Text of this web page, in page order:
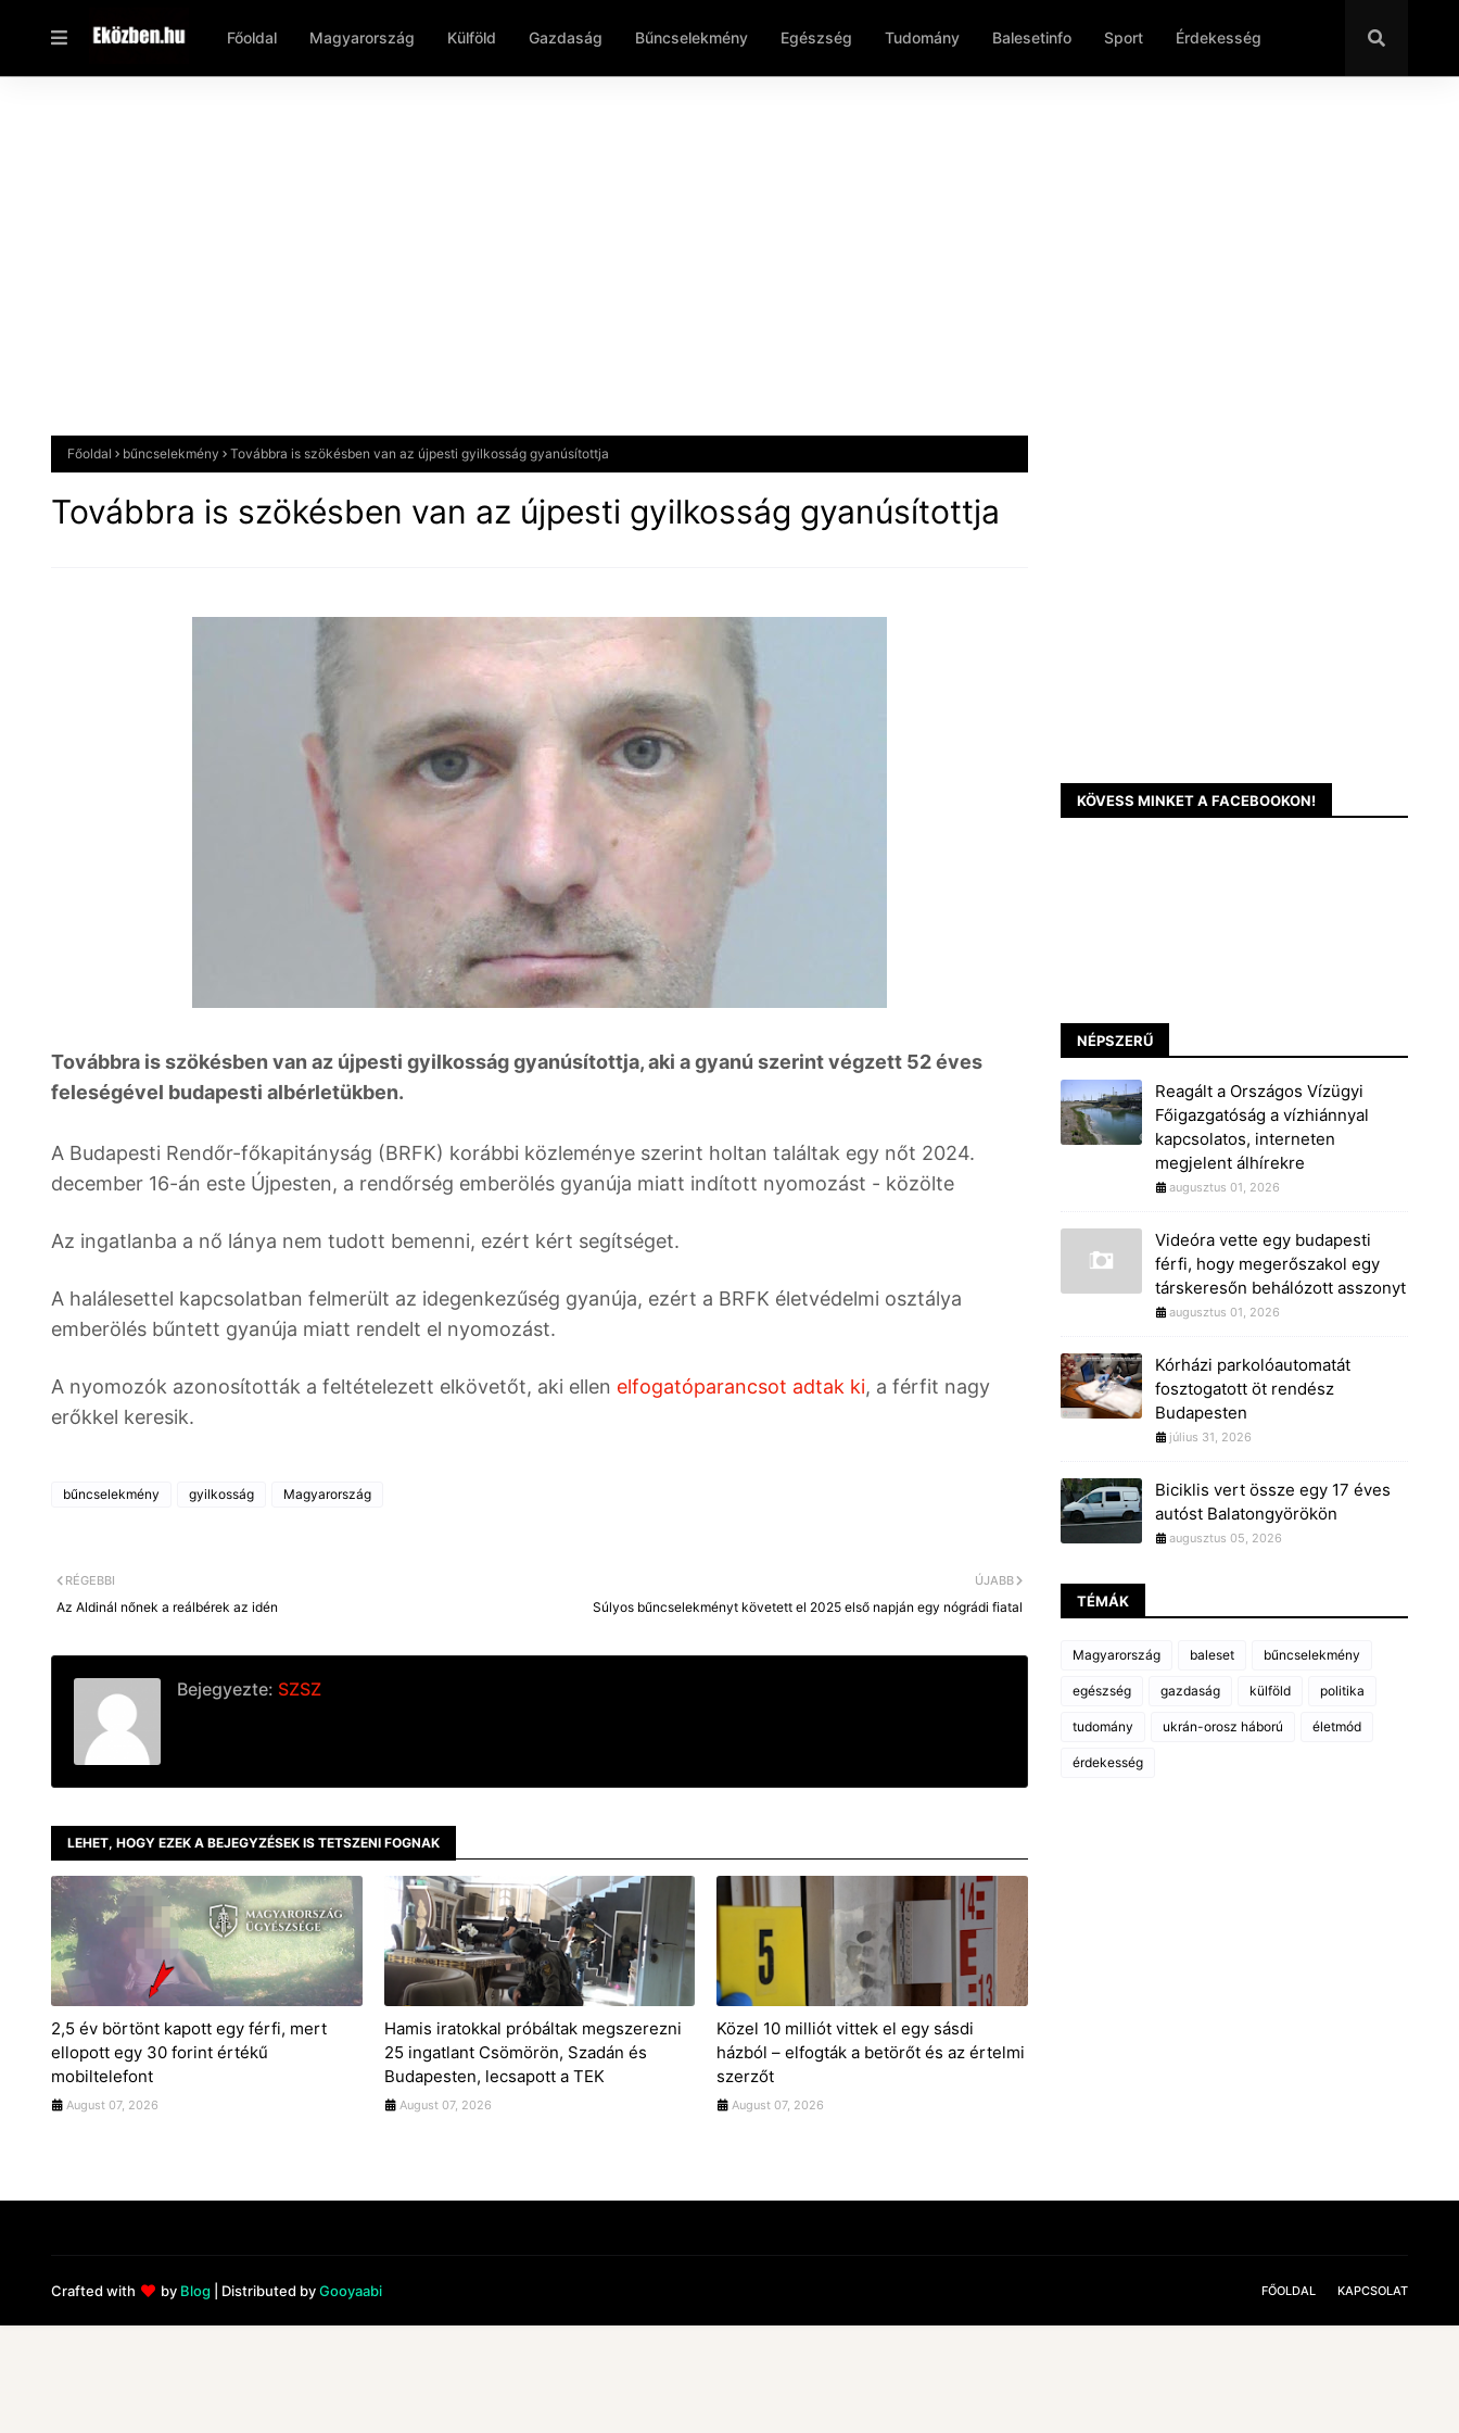
Főoldal Magyarország Külföld Gazdaság Bűncselekmény Egészség Tudomány Balesetinfo Sport Érdekesség
Főoldal bűncselekmény Továbbra is szökésben van az újpesti gyilkosság gyanúsítottja
Továbbra is szökésben van az újpesti gyilkosság gyanúsítottja
Továbbra is szökésben van az újpesti gyilkosság gyanúsítottja, aki a gyanú szerint végzett 52 éves
feleségével budapesti albérletükben.
A Budapesti Rendőr-főkapitányság (BRFK) korábbi közleménye szerint holtan találtak egy nőt 2024.
december 16-án este Újpesten, a rendőrség emberölés gyanúja miatt indított nyomozást - közölte
Az ingatlanba a nő lánya nem tudott bemenni, ezért kért segítséget.
A halálesettel kapcsolatban felmerült az idegenkezűség gyanúja, ezért a BRFK életvédelmi osztálya
emberölés bűntett gyanúja miatt rendelt el nyomozást.
A nyomozók azonosították a feltételezett elkövetőt, aki ellen elfogatóparancsot adtak ki, a férfit nagy
erőkkel keresik.
bűncselekmény gyilkosság Magyarország
ÚJABB
Súlyos bűncselekményt követett el 2025 első napján egy nógrádi fiatal
RÉGEBBI
Az Aldinál nőnek a reálbérek az idén
Bejegyezte: SZSZ
LEHET, HOGY EZEK A BEJEGYZÉSEK IS TETSZENI FOGNAK
2,5 év börtönt kapott egy férfi, mert
ellopott egy 30 forint értékű
mobiltelefont
August 07, 2026
Hamis iratokkal próbáltak megszerezni
25 ingatlant Csömörön, Szadán és
Budapesten, lecsapott a TEK
August 07, 2026
Közel 10 milliót vittek el egy sásdi
házból – elfogták a betörőt és az értelmi
szerzőt
August 07, 2026
KÖVESS MINKET A FACEBOOKON!
NÉPSZERŰ
Reagált a Országos Vízügyi
Főigazgatóság a vízhiánnyal
kapcsolatos, interneten
megjelent álhírekre
augusztus 01, 2026
Videóra vette egy budapesti
férfi, hogy megerőszakol egy
társkeresőn behálózott asszonyt
augusztus 01, 2026
Kórházi parkolóautomatát
fosztogatott öt rendész
Budapesten
július 31, 2026
Biciklis vert össze egy 17 éves
autóst Balatongyörökön
augusztus 05, 2026
TÉMÁK
Magyarország baleset bűncselekmény
egészség gazdaság külföld politika
tudomány ukrán-orosz háború életmód
érdekesség
FŐOLDAL KAPCSOLAT
Crafted with by Blog | Distributed byGooyaabi